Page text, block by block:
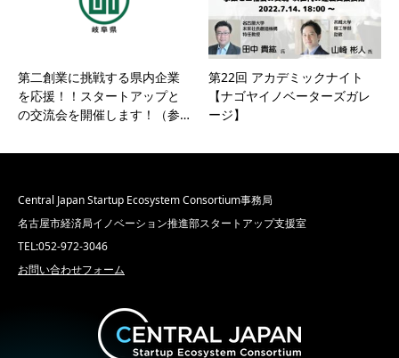
第二創業に挑戦する県内企業
を応援！！スタートアップと
の交流会を開催します！（参…
第22回 アカデミックナイト
【ナゴヤイノベーターズガレ
ージ】
Central Japan Startup Ecosystem Consortium事務局
名古屋市経済局イノベーション推進部スタートアップ支援室
TEL:052-972-3046
お問い合わせフォーム